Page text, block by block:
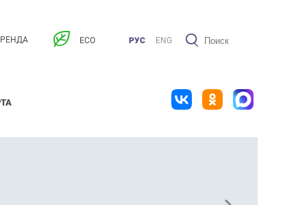
ECO РУС ENG